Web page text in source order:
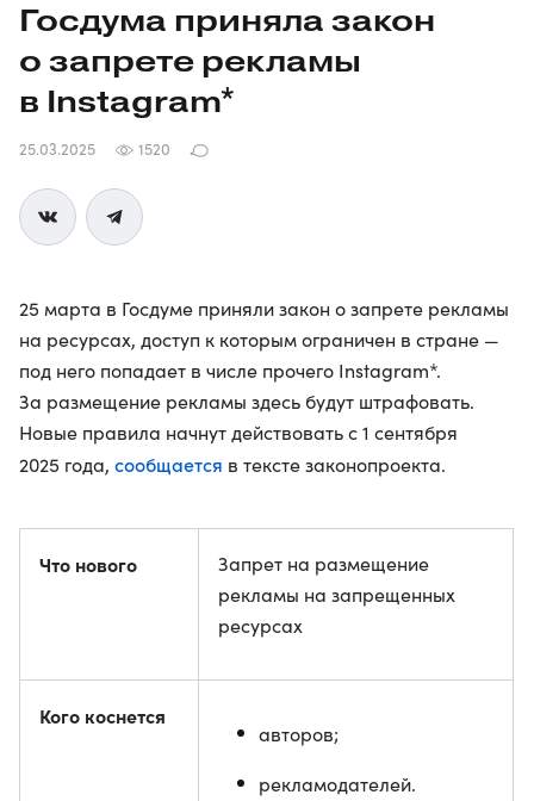
Госдума приняла закон
о запрете рекламы
в Instagram*
25.03.2025 1520
25 марта в Госдуме приняли закон о запрете рекламы
на ресурсах, доступ к которым ограничен в стране —
под него попадает в числе прочего Instagram*.
За размещение рекламы здесь будут штрафовать.
Новые правила начнут действовать с 1 сентября
2025 года, сообщается в тексте законопроекта.
Что нового
Запрет на размещение
рекламы на запрещенных
ресурсах
Кого коснется
авторов;
рекламодателей.